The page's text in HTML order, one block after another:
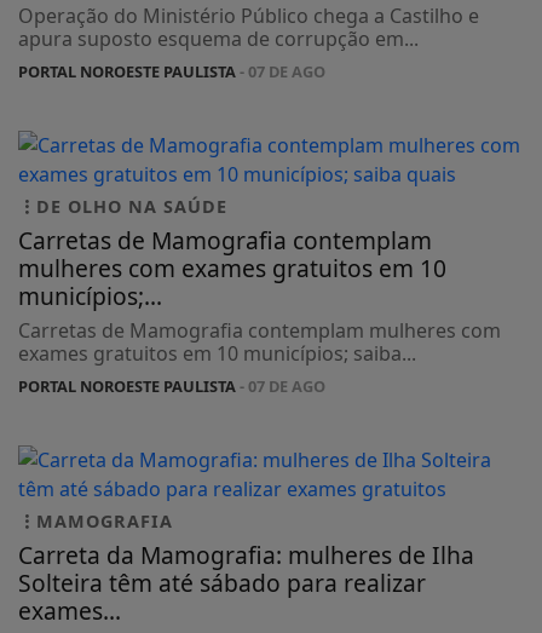
Operação do Ministério Público chega a Castilho e
apura suposto esquema de corrupção em...
PORTAL NOROESTE PAULISTA- 07 DE AGO
DE OLHO NA SAÚDE
Carretas de Mamografia contemplam
mulheres com exames gratuitos em 10
municípios;...
Carretas de Mamografia contemplam mulheres com
exames gratuitos em 10 municípios; saiba...
PORTAL NOROESTE PAULISTA- 07 DE AGO
MAMOGRAFIA
Carreta da Mamografia: mulheres de Ilha
Solteira têm até sábado para realizar
exames...